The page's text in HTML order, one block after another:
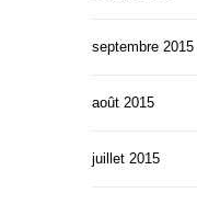
septembre 2015
août 2015
juillet 2015